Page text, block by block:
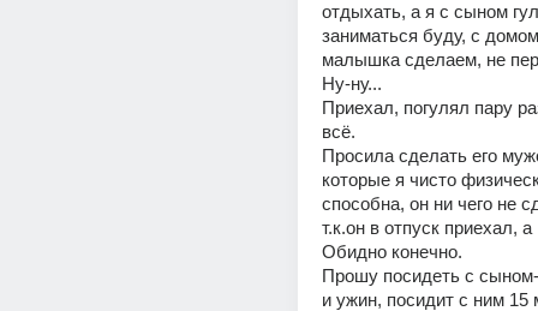
отдыхать, а я с сыном
заниматься буду, с
малышка сделаем, не
Ну-ну...
Приехал, погулял пару
всё.
Просила сделать его
которые я чисто
способна, он ни чего не
т.к.он в отпуск приехал, а
Обидно конечно.
Прошу посидеть с
и ужин, посидит с ним 15